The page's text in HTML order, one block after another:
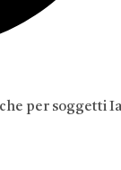
per soggetti